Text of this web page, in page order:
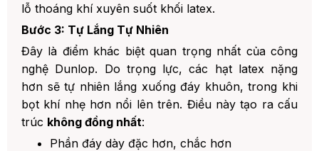
2. Kiểm Soát Chất Lượng Nghiêm
3. Đa Dạng Lựa Chọn
4. Chính Sách Bảo Hành Và Hậu Mãi
5. Mạng Lưới Phân Phối Rộng Khắp
10. Kết Luận: Đầu Tư Cho Giấc Ngủ Chất
Lượng
lỗ thoáng khí xuyên suốt khối latex.
Bước 3: Tự Lắng Tự Nhiên
Đây là điểm khác biệt quan trọng nhất của công
nghệ Dunlop. Do trọng lực, các hạt latex nặng
hơn sẽ tự nhiên lắng xuống đáy khuôn, trong khi
bọt khí nhẹ hơn nổi lên trên. Điều này tạo ra cấu
trúc không đồng nhất:
Phần đáy dày đặc hơn, chắc hơn